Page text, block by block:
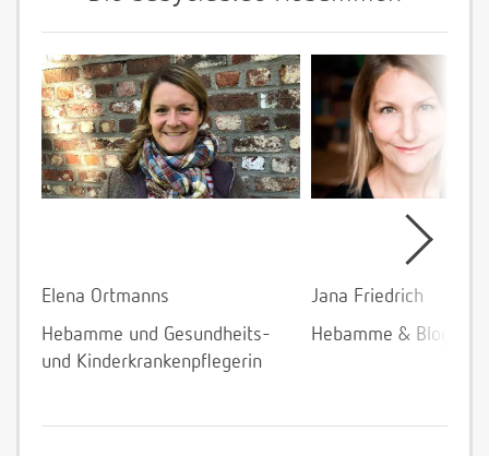
Elena Ortmanns
Hebamme und Gesundheits-
und Kinderkrankenpflegerin
Jana Friedrich
Hebamme &